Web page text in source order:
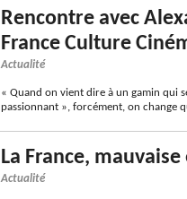
Rencontre avec
France Culture
Actualité
« Quand on vient dire à un gamin qui
passionnant », forcément, on change
La France,
Actualité